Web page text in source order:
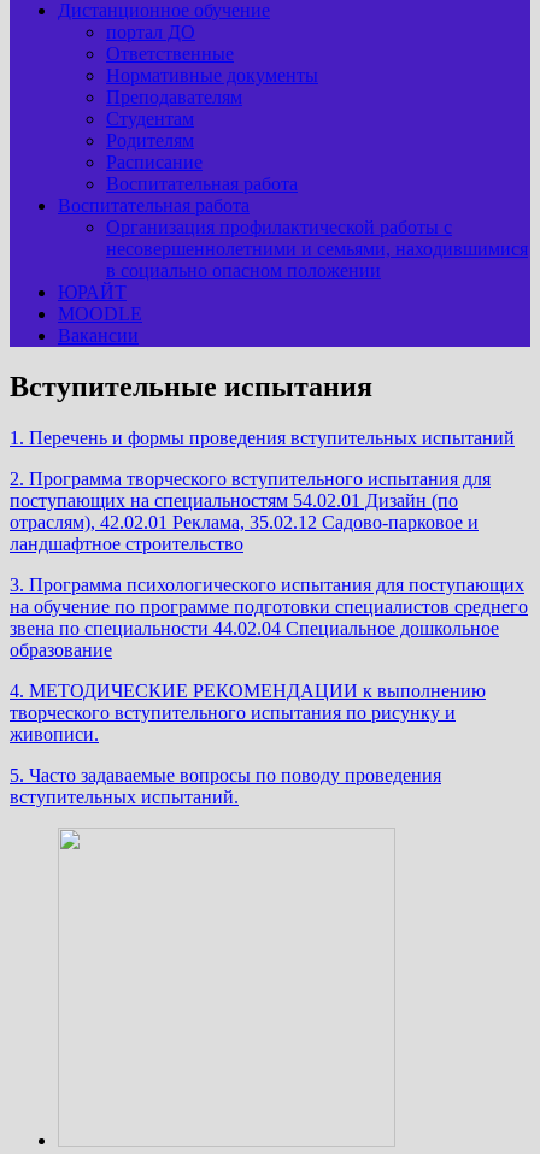
Дистанционное обучение
портал ДО
Ответственные
Нормативные документы
Преподавателям
Студентам
Родителям
Расписание
Воспитательная работа
Воспитательная работа
Организация профилактической работы с
несовершеннолетними и семьями, находившимися
в социально опасном положении
ЮРАЙТ
MOODLE
Вакансии
Вступительные испытания
1. Перечень и формы проведения вступительных испытаний
2. Программа творческого вступительного испытания для
поступающих на специальностям 54.02.01 Дизайн (по
отраслям), 42.02.01 Реклама, 35.02.12 Садово-парковое и
ландшафтное строительство
3. Программа психологического испытания для поступающих
на обучение по программе подготовки специалистов среднего
звена по специальности 44.02.04 Специальное дошкольное
образование
4. МЕТОДИЧЕСКИЕ РЕКОМЕНДАЦИИ к выполнению
творческого вступительного испытания по рисунку и
живописи.
5. Часто задаваемые вопросы по поводу проведения
вступительных испытаний.